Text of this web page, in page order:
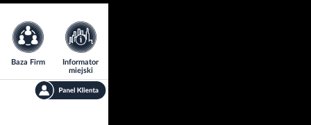
Baza Firm
Informator
miejski